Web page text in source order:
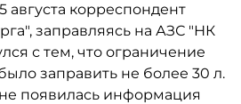
корреспондент
заправляясь на АЗС "НК
с тем, что ограничение
заправить не более 30 л.
появилась информация